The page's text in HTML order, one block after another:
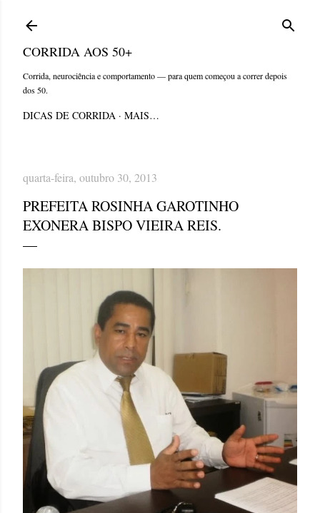
CORRIDA AOS 50+
Corrida, neurociência e comportamento — para quem começou a correr depois
dos 50.
DICAS DE CORRIDA MAIS…
quarta-feira, outubro 30, 2013
PREFEITA ROSINHA GAROTINHO
EXONERA BISPO VIEIRA REIS.